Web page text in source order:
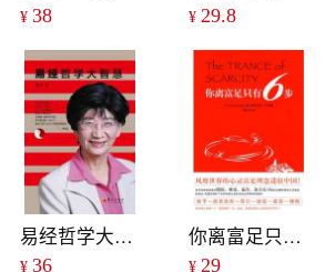
¥ 38 ¥ 29.8
易经哲学大智慧
¥ 36
你离富足只有6步
¥29